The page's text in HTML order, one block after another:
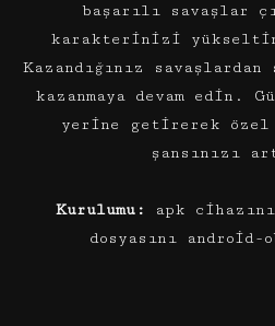
başarılı savaşlar
karakterinizi
Kazandığınız
kazanmaya devam edin.
yerine getirerek özel
şansınızı
Kurulumu: apk
dosyasını